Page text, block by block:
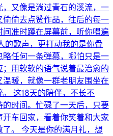
又像是淌过青石的溪流，一
偷去点赞作品，往后的每一
准时蹲在屏幕前，听你唱遍
的歌声，更打动我的是你骨
任何一条弹幕，哪怕只是一
用软软的语气说着最治愈的
暖，就像一群老朋友围坐在
这18天的陪伴，不长不
时间。忙碌了一天后，只要
车回家，看着你笑着和大家
。 今天是你的满月礼，想